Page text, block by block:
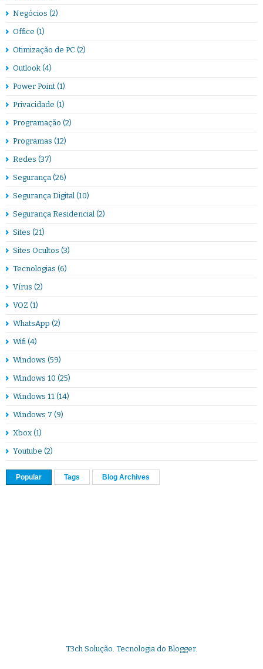
Negócios (2)
Office (1)
Otimização de PC (2)
Outlook (4)
Power Point (1)
Privacidade (1)
Programação (2)
Programas (12)
Redes (37)
Segurança (26)
Segurança Digital (10)
Segurança Residencial (2)
Sites (21)
Sites Ocultos (3)
Tecnologias (6)
Vírus (2)
VOZ (1)
WhatsApp (2)
Wifi (4)
Windows (59)
Windows 10 (25)
Windows 11 (14)
Windows 7 (9)
Xbox (1)
Youtube (2)
Popular Tags Blog Archives
T3ch Solução. Tecnologia do Blogger.